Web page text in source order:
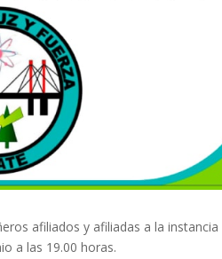
afiliados y afiliadas a la
a las 19.00 horas.